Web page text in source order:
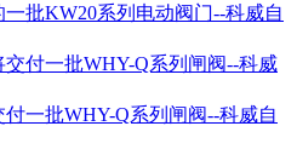
批KW20系列电动阀门--科威自
一批WHY-Q系列闸阀--科威自